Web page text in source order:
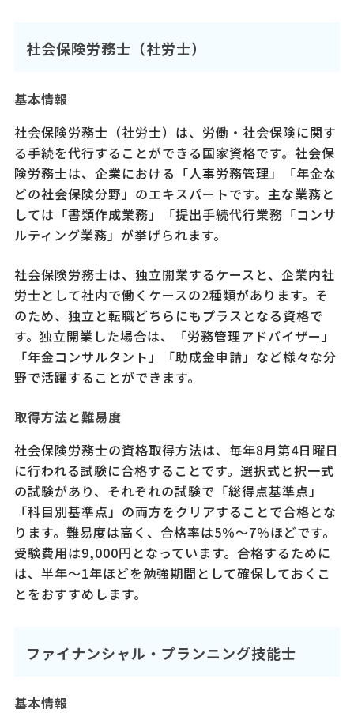
社会保険労務士（社労士）
基本情報
社会保険労務士（社労士）は、労働・社会保険に関す
る手続を代行することができる国家資格です。社会保
険労務士は、企業における「人事労務管理」「年金な
どの社会保険分野」のエキスパートです。主な業務と
しては「書類作成業務」「提出手続代行業務「コンサ
ルティング業務」が挙げられます。
社会保険労務士は、独立開業するケースと、企業内社
労士として社内で働くケースの2種類があります。そ
のため、独立と転職どちらにもプラスとなる資格で
す。独立開業した場合は、「労務管理アドバイザー」
「年金コンサルタント」「助成金申請」など様々な分
野で活躍することができます。
取得方法と難易度
社会保険労務士の資格取得方法は、毎年8月第4日曜日
に行われる試験に合格することです。選択式と択一式
の試験があり、それぞれの試験で「総得点基準点」
「科目別基準点」の両方をクリアすることで合格とな
ります。難易度は高く、合格率は5％～7％ほどです。
受験費用は9,000円となっています。合格するために
は、半年～1年ほどを勉強期間として確保しておくこ
とをおすすめします。
ファイナンシャル・プランニング技能士
基本情報